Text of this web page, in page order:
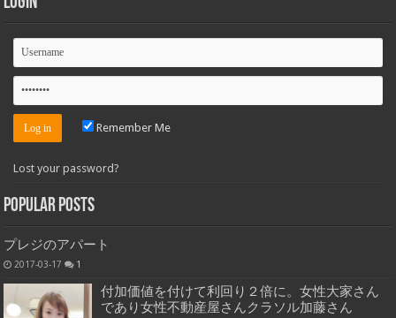
Remember Me
Lost your password?
Popular Posts
プレジのアパート
2017-03-17 1
付加価値を付けて利回り２倍に。女性大家さん
であり女性不動産屋さんクラソル加藤さん